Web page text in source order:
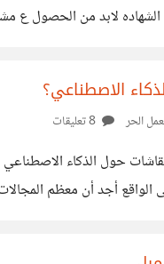
الشهاده لابد من الحصول
الاصطناعي؟
الحر
حول الذكاء
أجد أن معظم